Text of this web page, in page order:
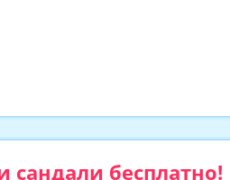
бесплатно!